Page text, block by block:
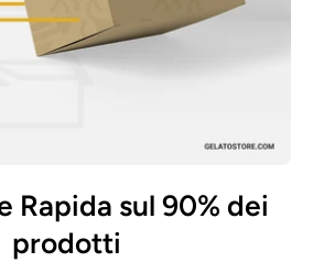
Rapida sul 90% dei
prodotti